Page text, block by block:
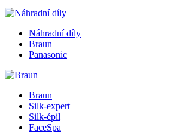
Náhradní díly
Braun
Panasonic
Braun
Silk-expert
Silk-épil
FaceSpa